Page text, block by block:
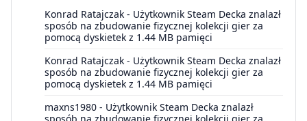
Konrad Ratajczak - Użytkownik Steam Decka znalazł
sposób na zbudowanie fizycznej kolekcji gier za
pomocą dyskietek z 1.44 MB pamięci
Konrad Ratajczak - Użytkownik Steam Decka znalazł
sposób na zbudowanie fizycznej kolekcji gier za
pomocą dyskietek z 1.44 MB pamięci
maxns1980 - Użytkownik Steam Decka znalazł